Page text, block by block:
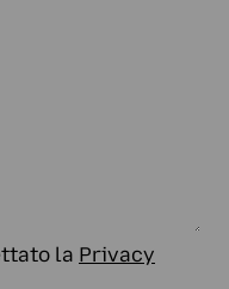
la Privacy